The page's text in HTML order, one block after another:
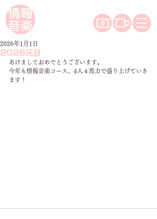
2026元旦
2026年1月1日
あけましておめでとうございます。
今年も情報音楽コース、4人４馬力で盛り上げていき
ます！